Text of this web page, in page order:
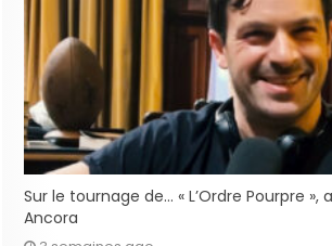
Sur le tournage de… « L’Ordre Pourpre »,
Ancora